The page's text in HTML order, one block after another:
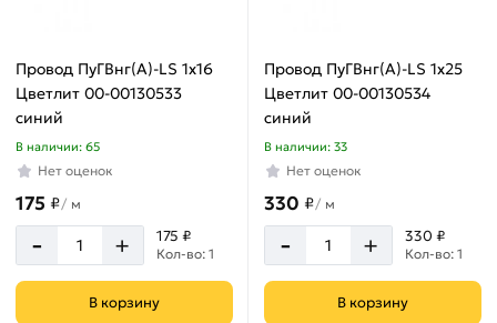
Провод ПуГВнг(А)-LS 1х16
Цветлит 00-00130533
синий
В наличии: 65
Нет оценок
175 ₽/ м
- + 175 ₽
Кол-во: 1
В корзину
Провод ПуГВнг(А)-LS 1х25
Цветлит 00-00130534
синий
В наличии: 33
Нет оценок
330 ₽/ м
- + 330 ₽
Кол-во: 1
В корзину